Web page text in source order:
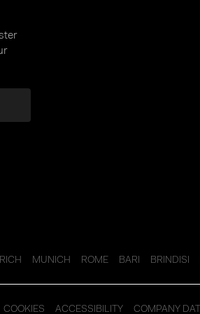
MUNICH ROME BARI BRINDISI
COMPANY
ACCESSIBILITY
COOKIES